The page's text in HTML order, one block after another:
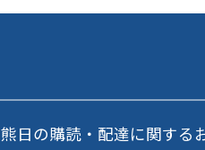
熊日の購読・配達に関する